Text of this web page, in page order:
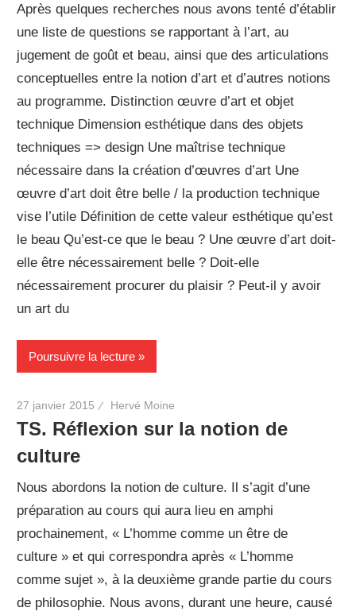
Après quelques recherches nous avons tenté d’établir
une liste de questions se rapportant à l’art, au
jugement de goût et beau, ainsi que des articulations
conceptuelles entre la notion d’art et d’autres notions
au programme. Distinction œuvre d’art et objet
technique Dimension esthétique dans des objets
techniques => design Une maîtrise technique
nécessaire dans la création d’œuvres d’art Une
œuvre d’art doit être belle / la production technique
vise l’utile Définition de cette valeur esthétique qu’est
le beau Qu’est-ce que le beau ? Une œuvre d’art doit-
elle être nécessairement belle ? Doit-elle
nécessairement procurer du plaisir ? Peut-il y avoir
un art du
Poursuivre la lecture
27 janvier 2015 Hervé Moine
TS. Réflexion sur la notion de
culture
Nous abordons la notion de culture. Il s’agit d’une
préparation au cours qui aura lieu en amphi
prochainement, « L’homme comme un être de
culture » et qui correspondra après « L’homme
comme sujet », à la deuxième grande partie du cours
de philosophie. Nous avons, durant une heure, causé